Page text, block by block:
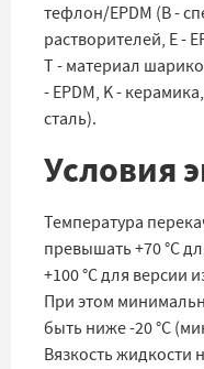
тефлон/EPDM (B -
растворителей, E -
T - материал
- EPDM, K -
сталь).
Условия
Температура
превышать +70 °C
+100 °C для версии
При этом
быть ниже -20 °C
Вязкость жидкости